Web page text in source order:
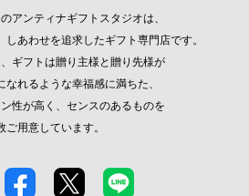
アンティナギフトスタジオは、
あわせを追求したギフト専門店です。
ギフトは贈り主様と贈り先様が
なれるような幸福感に満ちた、
性が高く、センスのあるものを
ご用意しています。